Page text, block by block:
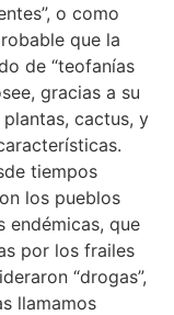
o como
que la
de “teofanías
gracias a su
cactus, y
tiempos
los pueblos
endémicas, que
por los frailes
“drogas”,
llamamos